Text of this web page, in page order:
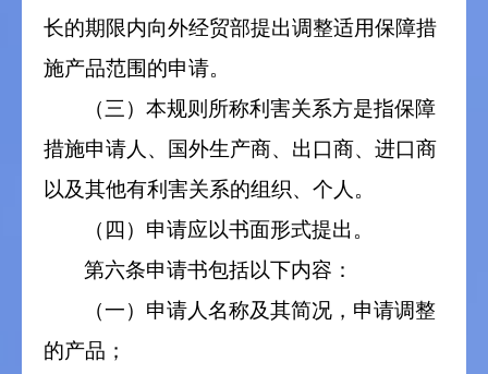
长的期限内向外经贸部提出调整适用保障措
施产品范围的申请。
（三）本规则所称利害关系方是指保障
措施申请人、国外生产商、出口商、进口商
以及其他有利害关系的组织、个人。
（四）申请应以书面形式提出。
第六条申请书包括以下内容：
（一）申请人名称及其简况，申请调整
的产品；